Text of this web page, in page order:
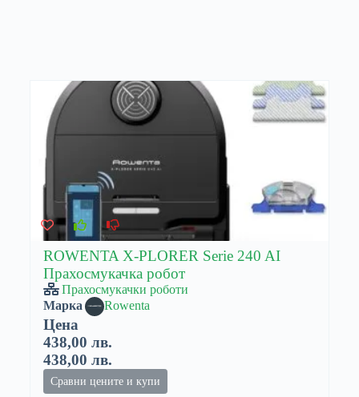
ROWENTA X-PLORER Serie 240 AI
Прахосмукачка робот
Прахосмукачки роботи
Марка
Rowenta
Цена
438,00 лв.
438,00 лв.
Сравни цените и купи